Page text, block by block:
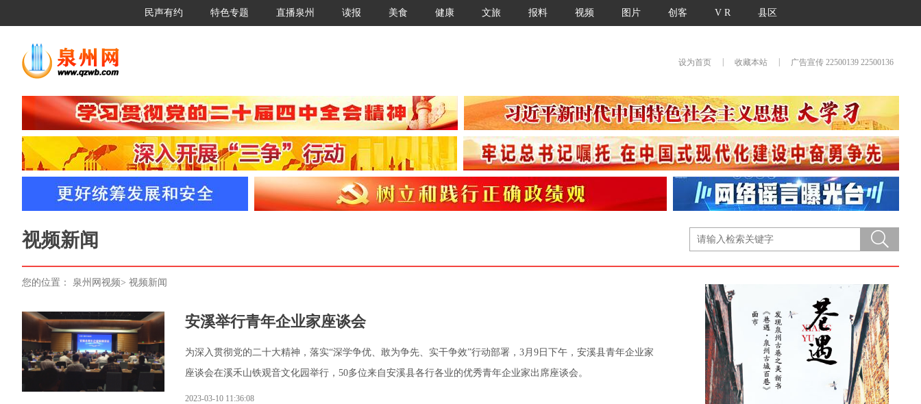
民声有约 特色专题 直播泉州 读报 美食 健康 文旅 报料 视频 图片 创客 V R 县区
设为首页 收藏本站 广告宣传 22500139 22500136
视频新闻
您的位置： 泉州网视频> 视频新闻
安溪举行青年企业家座谈会
为深入贯彻党的二十大精神，落实“深学争优、敢为争先、实干争效”行动部署，3月9日下午，安溪县青年企业家
座谈会在溪禾山铁观音文化园举行，50多位来自安溪县各行各业的优秀青年企业家出席座谈会。
2023-03-10 11:36:08